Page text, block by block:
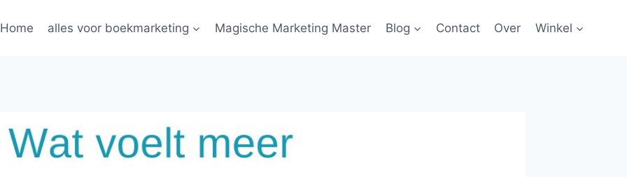
Home alles voor boekmarketing Magische Marketing Master Blog Contact Over Winkel